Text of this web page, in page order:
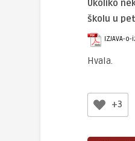
Ukoliko
školu u
IZJAVA-
Hvala.
+3